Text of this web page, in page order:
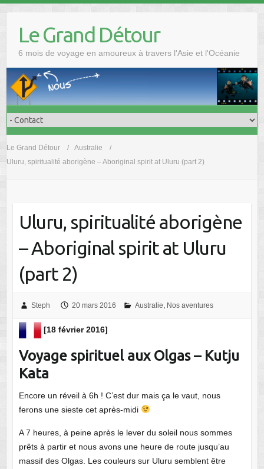
Le Grand Détour
6 mois de voyage en amoureux à travers l'Asie et l'Océanie
Le Grand Détour
Australie
Uluru, spiritualité aborigène – Aboriginal spirit at Uluru (part 2)
Uluru, spiritualité aborigène
– Aboriginal spirit at Uluru
(part 2)
Steph 20 mars 2016 Australie Nos aventures
[18 février 2016]
Voyage spirituel aux Olgas – Kutju
Kata
Encore un réveil à 6h ! C’est dur mais ça le vaut, nous
ferons une sieste cet après-midi
A 7 heures, à peine après le lever du soleil nous sommes
prêts à partir et nous avons une heure de route jusqu’au
massif des Olgas. Les couleurs sur Uluru semblent être